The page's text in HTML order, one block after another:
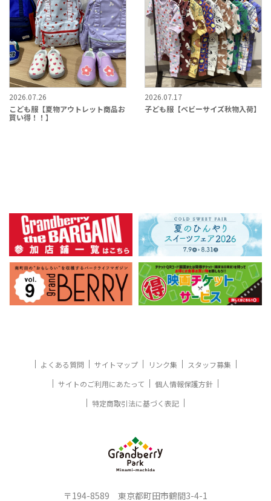
2026.07.26
こども服【夏物アウトレット商品お
買い得！！】
2026.07.17
子ども服【ベビーサイズ秋物入荷】
よくある質問 サイトマップ リンク集
スタッフ募集
サイトのご利用にあたって
個人情報保護方針
特定商取引法に基づく表記
〒194-8589 東京都町田市鶴間3-4-1